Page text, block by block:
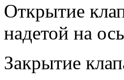
Открытие
надетой на
Закрытие